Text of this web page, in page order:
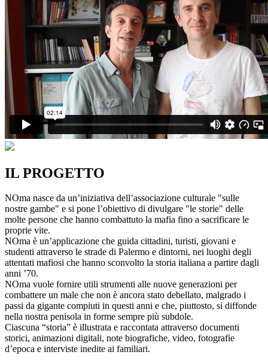
IL PROGETTO
NOma nasce da un’iniziativa dell’associazione culturale "sulle
nostre gambe" e si pone l’obiettivo di divulgare "le storie" delle
molte persone che hanno combattuto la mafia fino a sacrificare le
proprie vite.
NOma è un’applicazione che guida cittadini, turisti, giovani e
studenti attraverso le strade di Palermo e dintorni, nei luoghi degli
attentati mafiosi che hanno sconvolto la storia italiana a partire dagli
anni ’70.
NOma vuole fornire utili strumenti alle nuove generazioni per
combattere un male che non è ancora stato debellato, malgrado i
passi da gigante compiuti in questi anni e che, piuttosto, si diffonde
nella nostra penisola in forme sempre più subdole.
Ciascuna “storia” è illustrata e raccontata attraverso documenti
storici, animazioni digitali, note biografiche, video, fotografie
d’epoca e interviste inedite ai familiari.